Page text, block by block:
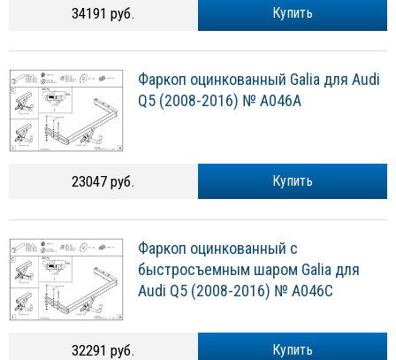
Купить
34191 руб.
Фаркоп оцинкованный Galia для Audi
Q5 (2008-2016) № A046A
Купить
23047 руб.
Фаркоп оцинкованный с
быстросъемным шаром Galia для
Audi Q5 (2008-2016) № A046C
Купить
32291 руб.